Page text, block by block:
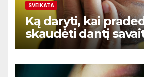
SVEIKATA
Ką daryti, kai
skaudėti dantį
nėra aišku kur